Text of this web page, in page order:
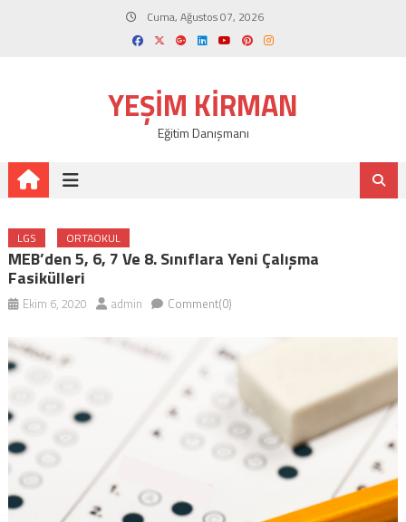
Cuma, Ağustos 07, 2026
YEŞIM KIRMAN
Eğitim Danışmanı
LGS ORTAOKUL
MEB’den 5, 6, 7 Ve 8. Sınıflara Yeni Çalışma
Fasikülleri
Ekim 6, 2020 admin Comment(0)